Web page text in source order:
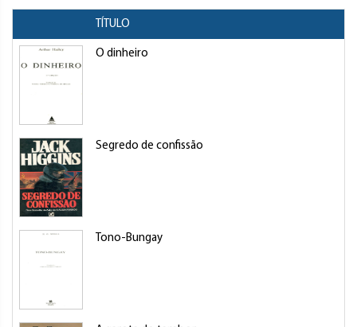
TÍTULO
O dinheiro
Segredo de confissão
Tono-Bungay